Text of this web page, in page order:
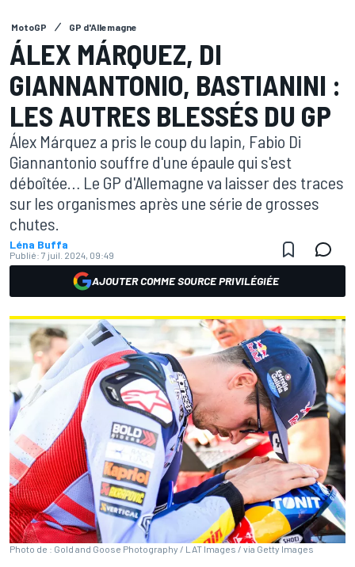
MotoGP GP d'Allemagne
ÁLEX MÁRQUEZ, DI
GIANNANTONIO, BASTIANINI :
LES AUTRES BLESSÉS DU GP
Álex Márquez a pris le coup du lapin, Fabio Di
Giannantonio souffre d'une épaule qui s'est
déboîtée… Le GP d'Allemagne va laisser des traces
sur les organismes après une série de grosses
chutes.
Léna Buffa
Publié: 7 juil. 2024, 09:49
AJOUTER COMME SOURCE PRIVILÉGIÉE
Photo de : Gold and Goose Photography / LAT Images / via Getty Images